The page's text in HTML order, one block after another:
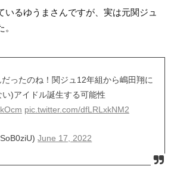
いるゆうまさんですが、実は元関ジュ
ったのね！関ジュ12年組から嶋田翔に
)アイドル誕生する可能性
pic.twitter.com/dfLRLxkNM2
June 17, 2022